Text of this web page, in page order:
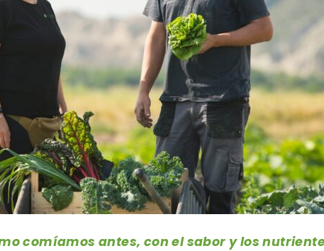
comíamos antes, con el sabor y los